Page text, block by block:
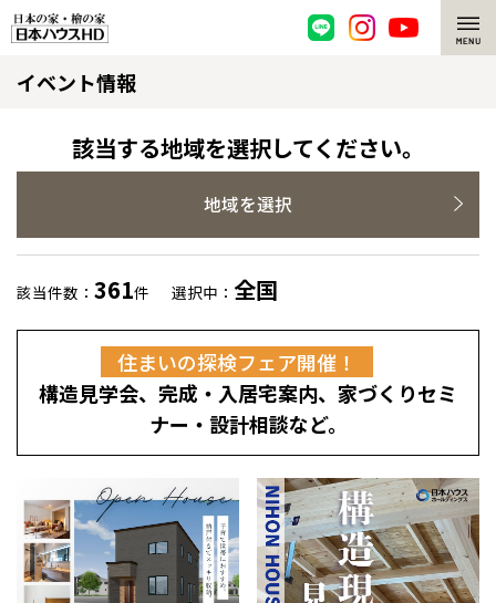
脱炭素・檜の家
環境にやさしい、脱炭素社会の住宅
耐震構造
高耐久住宅
高断熱・高気密の家
エネルギー自給自足
感謝訪問・長期保証
直営工事
選ばれる理由
檜の魅力 トップ
檜と日本人
1000年を超えて生きる檜
知られざる檜の効果・作用
理想の木材「檜」
注文住宅
グレートステージ
平屋の家
外観・インテリア集
リフォーム トップ
選ばれる理由
リフォームの流れ
賃貸併用住宅のメリット
安心のサポートシステム
分譲住宅・土地
分譲マンション
イベント情報
該当する地域を選択してください。
地域を選択
該当件数： 361件 選択中： 全国
住まいの探検フェア開催！
構造見学会、完成・入居宅案内、家づくりセミ
ナー・設計相談など。